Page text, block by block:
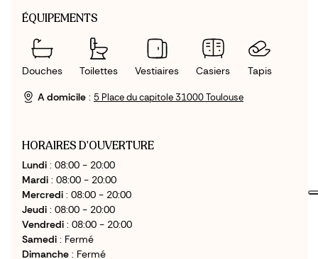
ÉQUIPEMENTS
Douches Toilettes Vestiaires Casiers Tapis
A domicile : 5 Place du capitole 31000 Toulouse
HORAIRES D'OUVERTURE
Lundi : 08:00 - 20:00
Mardi : 08:00 - 20:00
Mercredi : 08:00 - 20:00
Jeudi : 08:00 - 20:00
Vendredi : 08:00 - 20:00
Samedi : Fermé
Dimanche : Fermé